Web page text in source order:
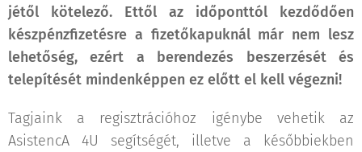
jétől kötelező. Ettől az időponttól kezdődően
készpénzfizetésre a fizetőkapuknál már nem lesz
lehetőség, ezért a berendezés beszerzését és
telepítését mindenképpen ez előtt el kell végezni!
Tagjaink a regisztrációhoz igénybe vehetik az
AsistencA 4U segítségét, illetve a későbbiekben